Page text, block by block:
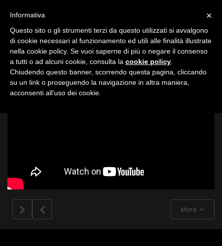
All
More
×
Informativa
Questo sito o gli strumenti terzi da questo utilizzati si avvalgono
di cookie necessari al funzionamento ed utili alle finalità illustrate
nella cookie policy. Se vuoi saperne di più o negare il consenso
a tutti o ad alcuni cookie, consulta la cookie policy
Chiudendo questo banner, scorrendo questa pagina, cliccando
su un link o proseguendo la navigazione in altra maniera,
acconsenti all’uso dei cookie.